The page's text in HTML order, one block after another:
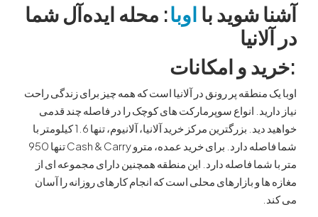
شوید بااوبا: محله ایده‌آل شما
و امکانات
منطقه پر رونق در آلانیا است که همه چیز برای زندگی راحت
انواع سوپرمارکت های کوچک را در فاصله چند قدمی
خواهید دید. بزرگترین مرکز خرید آلانیا، آلانیوم، تنها 1.6 کیلومتر با
شما فاصله دارد. برای خرید عمده، مترو Cash & Carry تنها 950
فاصله دارد. این منطقه همچنین دارای مجموعه ای از
و بازارهای محلی است که انجام کارهای روزانه را آسان